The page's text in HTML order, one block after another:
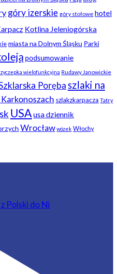
góry izerskie góry stołowe hotel
Kotlina Jeleniogórska
miasta na Dolnym Śląsku Parki
podsumowanie
wielofunkcyjna Rudawy Janowickie
Porębaszlaki na
Karkonoszach szlakzkarpacza Tatry
USAusa dziennik
Wrocław wózek Włochy
Polski do Ni